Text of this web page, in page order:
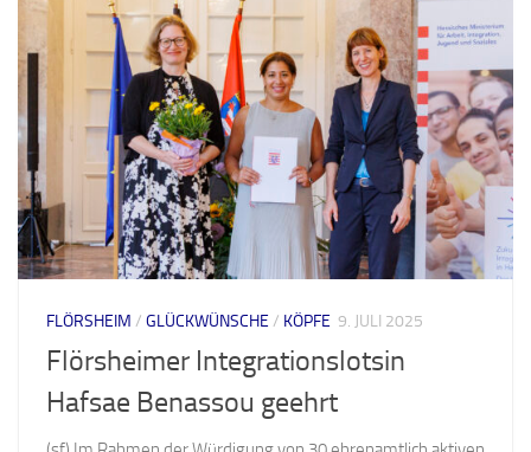
FLÖRSHEIM / GLÜCKWÜNSCHE / KÖPFE 9. JULI 2025
Flörsheimer Integrationslotsin
Hafsae Benassou geehrt